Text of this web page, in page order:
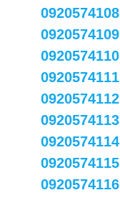
0920574108
0920574109
0920574110
0920574111
0920574112
0920574113
0920574114
0920574115
0920574116